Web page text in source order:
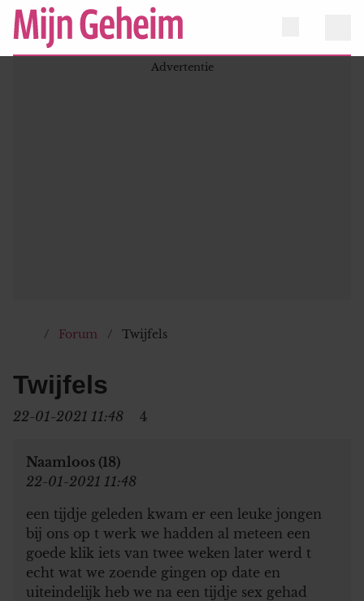
Forum Twijfels
Twijfels
22-01-2021 11:48 4
Naamloos (18)
22-01-2021 11:48
een tijdje geleden kwam er een leuke jongen
bij ons op t werk we hadden al meteen een
goede klik iets van twee weken later werd t
echt wat we zoende gingen op date en
uiteindelijk heb we na een tijdje sex gehad